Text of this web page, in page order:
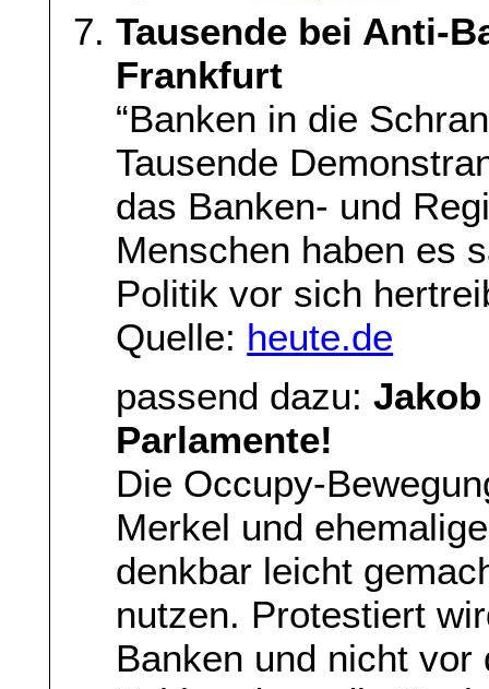
Tausende bei Anti-
Frankfurt
“Banken in die
Tausende
das Banken- und
Menschen haben es
Politik vor sich
Quelle: heute.de
passend dazu:
Parlamente!
Die Occupy-
Merkel und
denkbar leicht
nutzen. Protestiert
Banken und nicht